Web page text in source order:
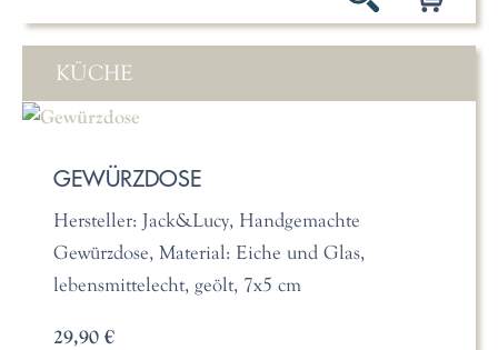
KÜCHE
GEWÜRZDOSE
Hersteller: Jack&Lucy, Handgemachte
Gewürzdose, Material: Eiche und Glas,
lebensmittelecht, geölt, 7x5 cm
29,90 €